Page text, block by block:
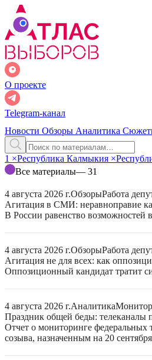
О проекте
Telegram-канал
Новости Обзоры Аналитика
1 ×Республика Калмыкия ×
Все материалы— 31
4 августа 2026 г.ОбзорыРабота
Агитация в СМИ: неравноправие
В России равенство возможностей
4 августа 2026 г.ОбзорыРабота
Агитация не для всех: как
Оппозиционный кандидат тратит
4 августа 2026 г.Аналитика
Праздник общей беды:
Отчет о мониторинге федеральных
созыва, назначенным на 20